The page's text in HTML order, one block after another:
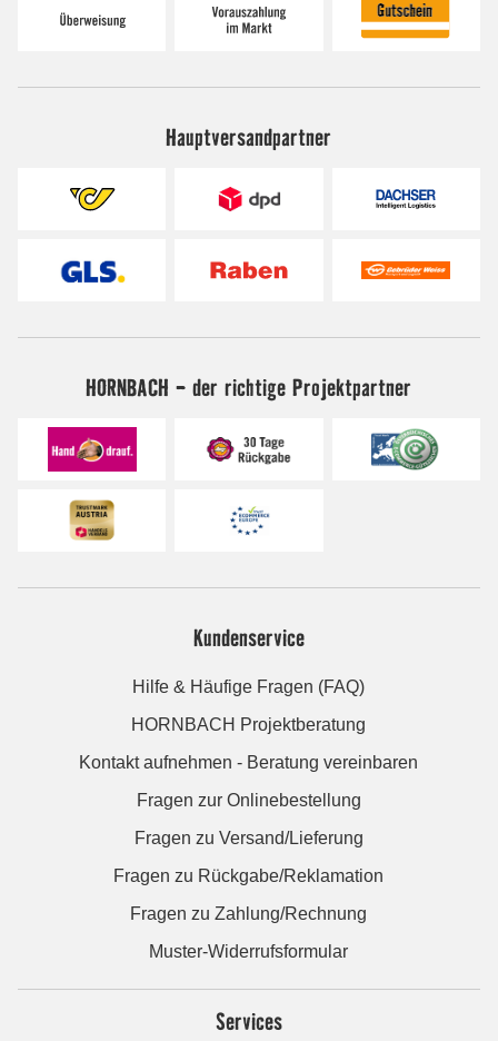
Hauptversandpartner
HORNBACH - der richtige Projektpartner
Kundenservice
Hilfe & Häufige Fragen (FAQ)
HORNBACH Projektberatung
Kontakt aufnehmen - Beratung vereinbaren
Fragen zur Onlinebestellung
Fragen zu Versand/Lieferung
Fragen zu Rückgabe/Reklamation
Fragen zu Zahlung/Rechnung
Muster-Widerrufsformular
Services